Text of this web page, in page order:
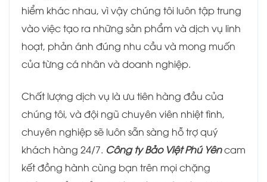
hiểm khác nhau, vì vậy chúng tôi luôn tập trung
vào việc tạo ra những sản phẩm và dịch vụ linh
hoạt, phản ánh đúng nhu cầu và mong muốn
của từng cá nhân và doanh nghiệp.
Chất lượng dịch vụ là ưu tiên hàng đầu của
chúng tôi, và đội ngũ chuyên viên nhiệt tình,
chuyên nghiệp sẽ luôn sẵn sàng hỗ trợ quý
khách hàng 24/7. Công ty Bảo Việt Phú Yêncam
kết đồng hành cùng bạn trên mọi chặng